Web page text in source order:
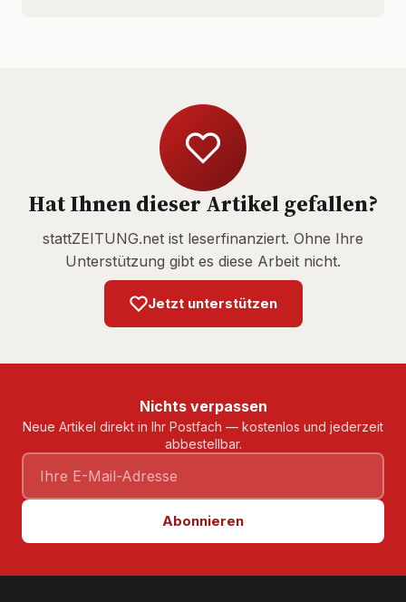
Hat Ihnen dieser Artikel gefallen?
stattZEITUNG.net ist leserfinanziert. Ohne Ihre
Unterstützung gibt es diese Arbeit nicht.
Jetzt unterstützen
Nichts verpassen
Neue Artikel direkt in Ihr Postfach — kostenlos und jederzeit
abbestellbar.
Abonnieren